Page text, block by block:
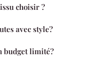
choisir ?
avec style?
budget limité?